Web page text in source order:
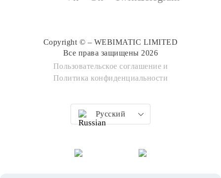
Copyright © – WEBIMATIC LIMITED
Все права защищены 2026
Пользовательское соглашение и
Политика конфиденциальности
Русский